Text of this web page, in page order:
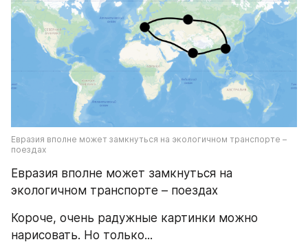
Евразия вполне может замкнуться на экологичном транспорте –
поездах
Евразия вполне может замкнуться на
экологичном транспорте – поездах
Короче, очень радужные картинки можно
нарисовать. Но только...